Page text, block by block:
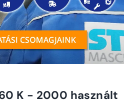
K - 2000 használt